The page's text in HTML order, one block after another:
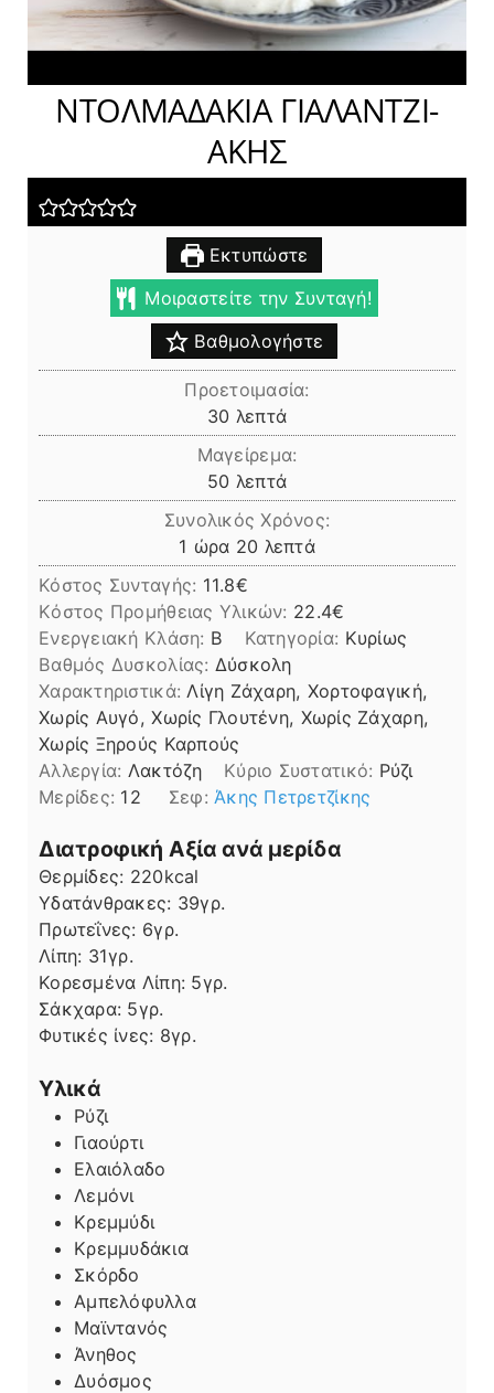
ΝΤΟΛΜΑΔΑΚΙΑ ΓΙΑΛΑΝΤΖΙ-
ΑΚΗΣ
Εκτυπώστε
Μοιραστείτε την Συνταγή!
Βαθμολογήστε
Προετοιμασία:
30 λεπτά
λεπτά
Μαγείρεμα:
50 λεπτά
λεπτά
Συνολικός Χρόνος:
1 ώρα
ώρα 20 λεπτά
λεπτά
Κόστος Συνταγής: 11.8€
Kόστος Προμήθειας Υλικών: 22.4
Ενεργειακή Κλάση: B Κατηγορία: Κυρίως
Βαθμός Δυσκολίας: Δύσκολη
Χαρακτηριστικά: Λίγη Ζάχαρη, Χορτοφαγική,
Χωρίς Αυγό, Χωρίς Γλουτένη, Χωρίς Ζάχαρη,
Χωρίς Ξηρούς Καρπούς
Αλλεργία: Λακτόζη Kύριο Συστατικό: Ρύζι
Μερίδες: 12 Σεφ: Άκης Πετρετζίκης
Διατροφική Αξία ανά μερίδα
Θερμίδες: 220kcal
Υδατάνθρακες: 39γρ.
Πρωτεΐνες: 6γρ.
Λίπη
Λίπη: 31γρ.
Κορεσμένα Λίπη: 5γρ.
Σάκχαρα: 5γρ.
Φυτικές ίνες: 8γρ.
Υλικά
Ρύζι
Γιαούρτι
Ελαιόλαδο
Λεμόνι
Κρεμμύδι
Κρεμμυδάκια
Σκόρδο
Αμπελόφυλλα
Μαϊντανός
Άνηθος
Δυόσμος